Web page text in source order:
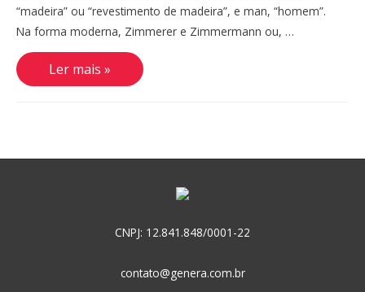
“madeira” ou “revestimento de madeira”, e man, “homem”.
Na forma moderna, Zimmerer e Zimmermann ou, …
Zimmermann,
Zimmerman
Ler mais »
CNPJ: 12.841.848/0001-22
contato@genera.com.br